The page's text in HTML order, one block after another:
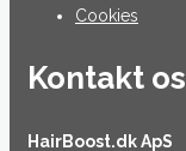
Cookies
Kontakt os
HairBoost.dk ApS